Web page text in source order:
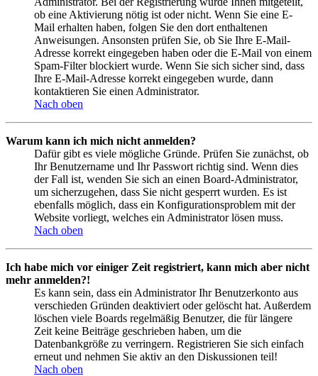
ob eine Aktivierung nötig ist oder nicht. Wenn Sie eine E-
Mail erhalten haben, folgen Sie den dort enthaltenen
Anweisungen. Ansonsten prüfen Sie, ob Sie Ihre E-Mail-
Adresse korrekt eingegeben haben oder die E-Mail von einem
Spam-Filter blockiert wurde. Wenn Sie sich sicher sind, dass
Ihre E-Mail-Adresse korrekt eingegeben wurde, dann
kontaktieren Sie einen Administrator.
Nach oben
Warum kann ich mich nicht anmelden?
Dafür gibt es viele mögliche Gründe. Prüfen Sie zunächst, ob
Ihr Benutzername und Ihr Passwort richtig sind. Wenn dies
der Fall ist, wenden Sie sich an einen Board-Administrator,
um sicherzugehen, dass Sie nicht gesperrt wurden. Es ist
ebenfalls möglich, dass ein Konfigurationsproblem mit der
Website vorliegt, welches ein Administrator lösen muss.
Nach oben
Ich habe mich vor einiger Zeit registriert, kann mich aber nicht
mehr anmelden?!
Es kann sein, dass ein Administrator Ihr Benutzerkonto aus
verschieden Gründen deaktiviert oder gelöscht hat. Außerdem
löschen viele Boards regelmäßig Benutzer, die für längere
Zeit keine Beiträge geschrieben haben, um die
Datenbankgröße zu verringern. Registrieren Sie sich einfach
erneut und nehmen Sie aktiv an den Diskussionen teil!
Nach oben